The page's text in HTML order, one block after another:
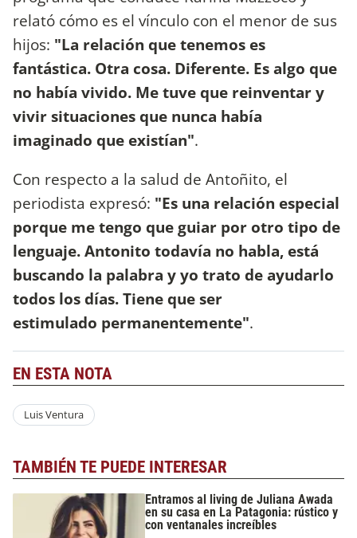
relató cómo es el vínculo con el menor de sus
hijos: "La relación que tenemos es
fantástica. Otra cosa. Diferente. Es algo que
no había vivido. Me tuve que reinventar y
vivir situaciones que nunca había
imaginado que existían".
Con respecto a la salud de Antoñito, el
periodista expresó: "Es una relación especial
porque me tengo que guiar por otro tipo de
lenguaje. Antonito todavía no habla, está
buscando la palabra y yo trato de ayudarlo
todos los días. Tiene que ser
estimulado permanentemente".
EN ESTA NOTA
Luis Ventura
TAMBIÉN TE PUEDE INTERESAR
Entramos al living de Juliana Awada
en su casa en La Patagonia: rústico y
con ventanales increíbles